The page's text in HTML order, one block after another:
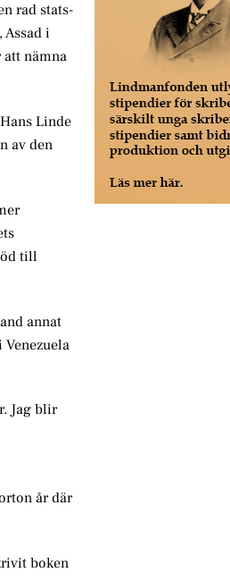
rad stats-
i
att nämna
Linde
av den
till
annat
Jag blir
år där
boken